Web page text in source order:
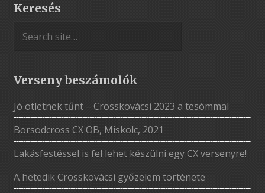
Keresés
Verseny beszámolók
Jó ötletnek tűnt – Crosskovácsi 2023 a tesómmal
Borsodcross CX OB, Miskolc, 2021
Lakásfestéssel is fel lehet készülni egy CX versenyre!
A hetedik Crosskovácsi győzelem története